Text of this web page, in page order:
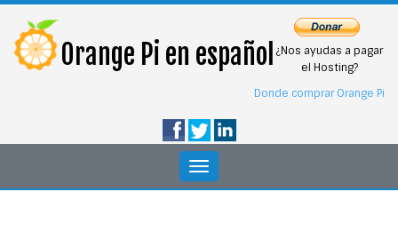
Orange Pi en español
Donde comprar Orange Pi
¿Nos ayudas a pagar
el Hosting?
Toggle
navigation